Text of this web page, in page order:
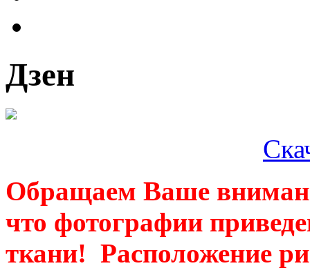
Дзен
Обращаем Ваше
что фотографии
ткани! Расположение